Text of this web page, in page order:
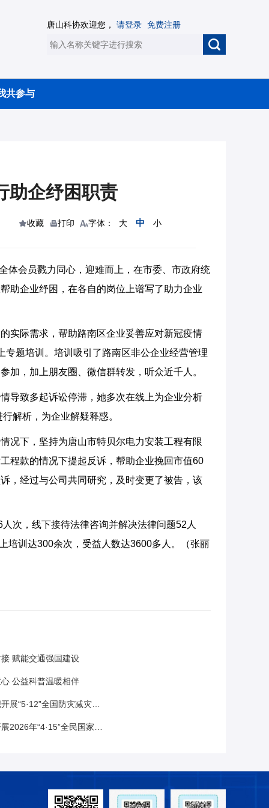
唐山科协欢迎您， 请登录 免费注册
共参与
助企纾困职责
收藏 打印 字体： 大 中 小
体会员戮力同心，迎难而上，在市委、市政府统
助企业纾困，在各自的岗位上谱写了助力企业
实际需求，帮助路南区企业妥善应对新冠疫情
专题培训。培训吸引了路南区非公企业经营管理
加，加上朋友圈、微信群转发，听众近千人。
导致多起诉讼停滞，她多次在线上为企业分析
解析，为企业解疑释惑。
况下，坚持为唐山市特贝尔电力安装工程有限
程款的情况下提起反诉，帮助企业挽回市值60
，经过与公司共同研究，及时变更了被告，该
次，线下接待法律咨询并解决法律问题52人
培训达300余次，受益人数达3600多人。（张丽
赋能交通强国建设
公益科普温暖相伴
全国防灾减灾日主题科普进校园活动
“4·15”全民国家安全教育日宣传活动